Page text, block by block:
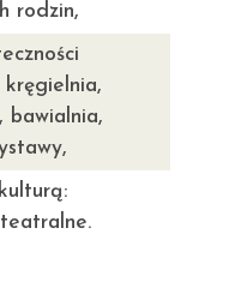
rodzin,
bawialnia,